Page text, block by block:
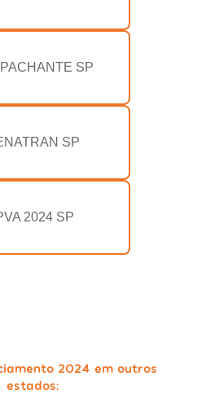
SP
SP
2024 SP
2024 em outros
estados: